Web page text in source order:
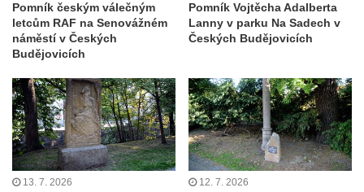
Socha ležícího koně v Sadech
Československé armády v Teplicích
Sochy Ležící žena v Tierpark Chemnitz
Sochy Ptáci v Tierpark Chemnitz
Socha Skupina jeřábů v Tierpark Chemnitz
Socha Panter v ZOO Leipzig
Pomník českým válečným
letcům RAF na Senovážném
náměstí v Českých
Budějovicích
Pomník Vojtěcha Adalberta
Lanny v parku Na Sadech v
Českých Budějovicích
13. 7. 2026 12. 7. 2026